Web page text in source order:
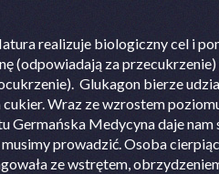
realizuje biologiczny cel i
(odpowiadają za
Glukagon bierze
cukier. Wraz ze wzrostem
Germańska Medycyna daje
prowadzić. Osoba
ze wstrętem,